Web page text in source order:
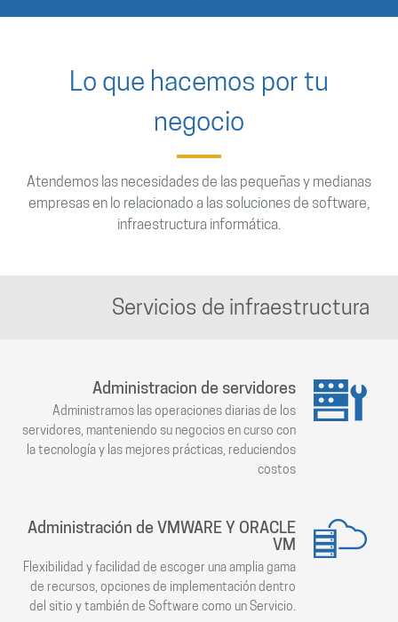
Lo que hacemos por tu
negocio
Atendemos las necesidades de las pequeñas y medianas
empresas en lo relacionado a las soluciones de software,
infraestructura informática.
Servicios de infraestructura
Administracion de servidores
Administramos las operaciones diarias de los
servidores, manteniendo su negocios en curso con
la tecnología y las mejores prácticas, reduciendos
costos
Administración de VMWARE Y ORACLE
VM
Flexibilidad y facilidad de escoger una amplia gama
de recursos, opciones de implementación dentro
del sitio y también de Software como un Servicio.